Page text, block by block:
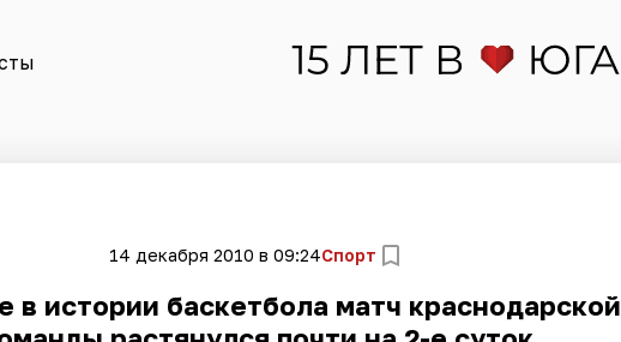
14 декабря 2010 в 09:24Спорт
в истории баскетбола матч краснодарской